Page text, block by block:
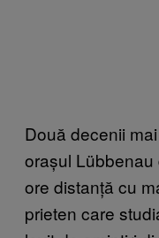
Două decenii
orașul Lübbenau
ore distanță cu
prieten care